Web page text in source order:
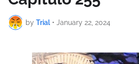
by Trial • January 22, 2024